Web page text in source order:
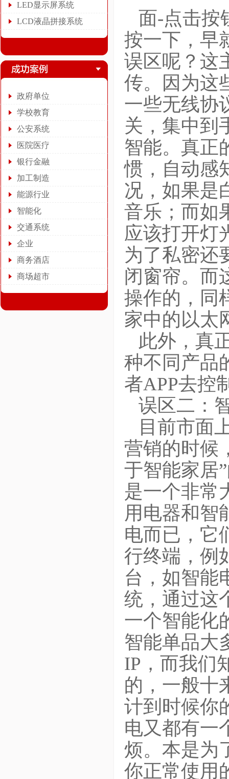
LED显示屏系统
LCD液晶拼接系统
政府单位
学校教育
公安系统
医院医疗
银行金融
加工制造
能源行业
智能化
交通系统
企业
商务酒店
商场超市
面-点击按
按一下，早
误区呢？这
传。因为这
一些无线协
关，集中到
智能。真正
惯，自动感
况，如果是
音乐；而如
应该打开灯
为了私密还
闭窗帘。而
操作的，同
家中的以太
此外，真
种不同产品
者APP去控
误区二：
目前市面
营销的时候
于智能家居
是一个非常
用电器和智
电而已，它
行终端，例
台，如智能
统，通过这
一个智能化
智能单品大
IP，而我们
的，一般十
计到时候你
电又都有一
烦。本是为
你正常使用